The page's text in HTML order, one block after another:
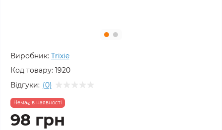
Виробник: Trixie
Код товару: 1920
Відгуки: (0)
Немає в наявності
98 грн